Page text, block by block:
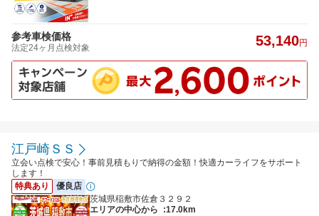
参考車検価格
法定24ヶ月点検対象 53,140円
江戸崎ＳＳ
立会い点検で安心！事前見積もりで納得の金額！快適カーライフをサポート
します！
特典あり
優良店
茨城県稲敷市佐倉３２９２
エリアの中心から
:17.0km